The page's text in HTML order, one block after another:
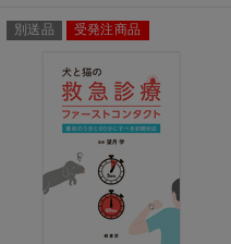
別送品 受発注商品